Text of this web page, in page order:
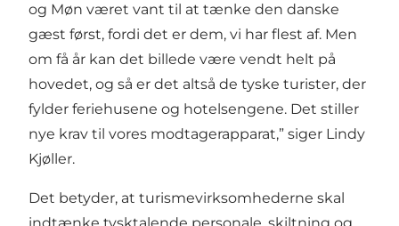
og Møn været vant til at tænke den danske
gæst først, fordi det er dem, vi har flest af. Men
om få år kan det billede være vendt helt på
hovedet, og så er det altså de tyske turister, der
fylder feriehusene og hotelsengene. Det stiller
nye krav til vores modtagerapparat,” siger Lindy
Kjøller.
Det betyder, at turismevirksomhederne skal